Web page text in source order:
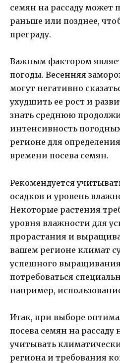
семян на рассаду может
раньше или позднее,
преграду.
Важным фактором
погоды. Весенняя
могут негативно
ухудшить ее рост и
знать среднюю
интенсивность
регионе для
времени посева семян.
Рекомендуется
осадков и уровень
Некоторые растения
уровня влажности для
прорастания и
вашем регионе климат
успешного
потребоваться
например,
Итак, при выборе
посева семян на рассаду
учитывать
региона и требования